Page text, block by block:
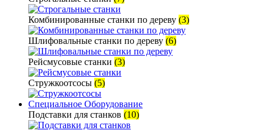
Комбинированные станки по дереву (3)
Шлифовальные станки по дереву (6)
Рейсмусовые станки (3)
Стружкоотсосы (5)
Специальное Оборудование
Подставки для станков (10)